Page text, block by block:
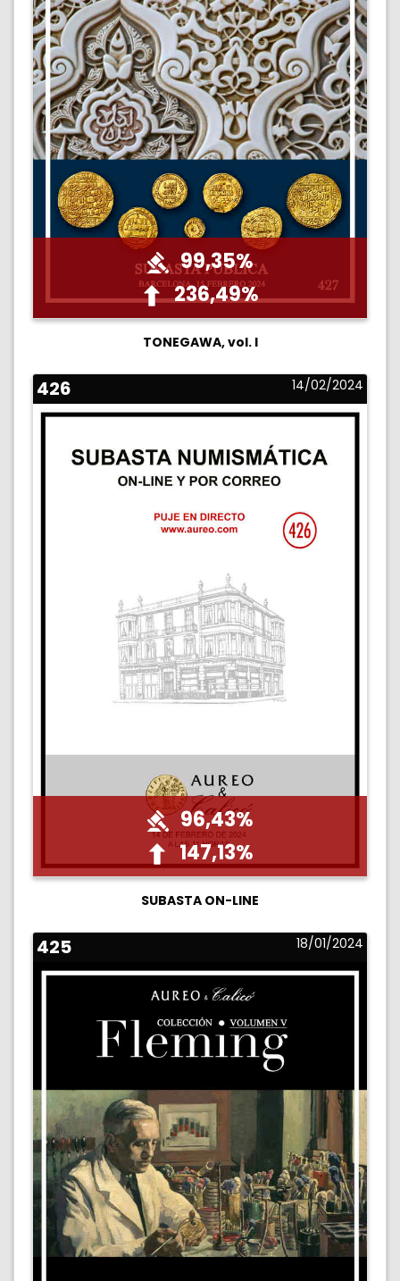
99,35%
236,49%
TONEGAWA, vol. I
426 14/02/2024
96,43%
147,13%
SUBASTA ON-LINE
425 18/01/2024